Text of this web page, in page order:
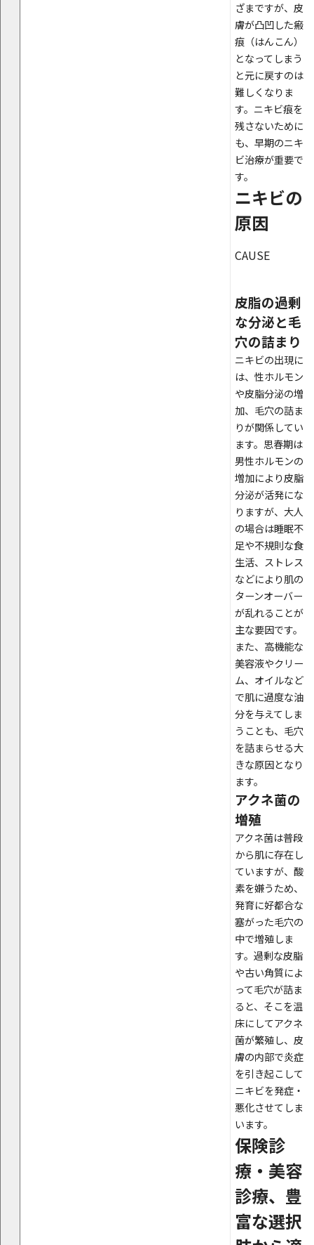
ざまですが、皮
膚が凸凹した瘢
痕（はんこん）
となってしまう
と元に戻すのは
難しくなりま
す。ニキビ痕を
残さないために
も、早期のニキ
ビ治療が重要で
す。
ニキビの
原因
CAUSE
皮脂の過剰
な分泌と毛
穴の詰まり
ニキビの出現に
は、性ホルモン
や皮脂分泌の増
加、毛穴の詰ま
りが関係してい
ます。思春期は
男性ホルモンの
増加により皮脂
分泌が活発にな
りますが、大人
の場合は睡眠不
足や不規則な食
生活、ストレス
などにより肌の
ターンオーバー
が乱れることが
主な要因です。
また、高機能な
美容液やクリー
ム、オイルなど
で肌に過度な油
分を与えてしま
うことも、毛穴
を詰まらせる大
きな原因となり
ます。
アクネ菌の
増殖
アクネ菌は普段
から肌に存在し
ていますが、酸
素を嫌うため、
発育に好都合な
塞がった毛穴の
中で増殖しま
す。過剰な皮脂
や古い角質によ
って毛穴が詰ま
ると、そこを温
床にしてアクネ
菌が繁殖し、皮
膚の内部で炎症
を引き起こして
ニキビを発症・
悪化させてしま
います。
保険診
療・美容
診療、豊
富な選択